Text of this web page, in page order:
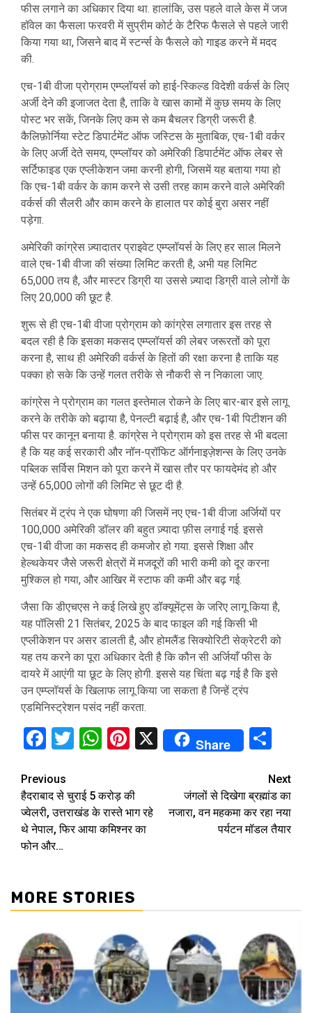
फीस लगाने का अधिकार दिया था. हालांकि, उस पहले वाले केस में जज
हॉवेल का फैसला फरवरी में सुप्रीम कोर्ट के टैरिफ फैसले से पहले जारी
किया गया था, जिसने बाद में स्टर्न्स के फैसले को गाइड करने में मदद
की.
एच-1बी वीजा प्रोग्राम एम्प्लॉयर्स को हाई-स्किल्ड विदेशी वर्कर्स के लिए
अर्जी देने की इजाजत देता है, ताकि वे खास कामों में कुछ समय के लिए
पोस्ट भर सकें, जिनके लिए कम से कम बैचलर डिग्री जरूरी है.
कैलिफ़ोर्निया स्टेट डिपार्टमेंट ऑफ जस्टिस के मुताबिक, एच-1बी वर्कर
के लिए अर्जी देते समय, एम्प्लॉयर को अमेरिकी डिपार्टमेंट ऑफ लेबर से
सर्टिफाइड एक एप्लीकेशन जमा करनी होगी, जिसमें यह बताया गया हो
कि एच-1बी वर्कर के काम करने से उसी तरह काम करने वाले अमेरिकी
वर्कर्स की सैलरी और काम करने के हालात पर कोई बुरा असर नहीं
पड़ेगा.
अमेरिकी कांग्रेस ज़्यादातर प्राइवेट एम्प्लॉयर्स के लिए हर साल मिलने
वाले एच-1बी वीजा की संख्या लिमिट करती है, अभी यह लिमिट
65,000 तय है, और मास्टर डिग्री या उससे ज़्यादा डिग्री वाले लोगों के
लिए 20,000 की छूट है.
शुरू से ही एच-1बी वीजा प्रोग्राम को कांग्रेस लगातार इस तरह से
बदल रही है कि इसका मकसद एम्प्लॉयर्स की लेबर जरूरतों को पूरा
करना है, साथ ही अमेरिकी वर्कर्स के हितों की रक्षा करना है ताकि यह
पक्का हो सके कि उन्हें गलत तरीके से नौकरी से न निकाला जाए.
कांग्रेस ने प्रोग्राम का गलत इस्तेमाल रोकने के लिए बार-बार इसे लागू
करने के तरीके को बढ़ाया है, पेनल्टी बढ़ाई है, और एच-1बी पिटीशन की
फीस पर कानून बनाया है. कांग्रेस ने प्रोग्राम को इस तरह से भी बदला
है कि यह कई सरकारी और नॉन-प्रॉफिट ऑर्गनाइज़ेशन्स के लिए उनके
पब्लिक सर्विस मिशन को पूरा करने में खास तौर पर फायदेमंद हो और
उन्हें 65,000 लोगों की लिमिट से छूट दी है.
सितंबर में ट्रंप ने एक घोषणा की जिसमें नए एच-1बी वीजा अर्जियों पर
100,000 अमेरिकी डॉलर की बहुत ज़्यादा फ़ीस लगाई गई. इससे
एच-1बी वीजा का मकसद ही कमजोर हो गया. इससे शिक्षा और
हेल्थकेयर जैसे जरूरी क्षेत्रों में मजदूरों की भारी कमी को दूर करना
मुश्किल हो गया, और आखिर में स्टाफ की कमी और बढ़ गई.
जैसा कि डीएचएस ने कई लिखे हुए डॉक्यूमेंट्स के जरिए लागू किया है,
यह पॉलिसी 21 सितंबर, 2025 के बाद फाइल की गई किसी भी
एप्लीकेशन पर असर डालती है, और होमलैंड सिक्योरिटी सेक्रेटरी को
यह तय करने का पूरा अधिकार देती है कि कौन सी अर्जियाँ फीस के
दायरे में आएंगी या छूट के लिए होगी. इससे यह चिंता बढ़ गई है कि इसे
उन एम्प्लॉयर्स के खिलाफ लागू किया जा सकता है जिन्हें ट्रंप
एडमिनिस्ट्रेशन पसंद नहीं करता.
Facebook
Twitter
WhatsApp
Pinterest
X Share
Continue
Reading
Previous
हैदराबाद से चुराई 5 करोड़ की
ज्वेलरी, उत्तराखंड के रास्ते भाग रहे
थे नेपाल, फिर आया कमिश्नर का
फोन और…
Next
जंगलों से दिखेगा ब्रह्मांड का
नजारा, वन महकमा कर रहा नया
पर्यटन मॉडल तैयार
MORE STORIES